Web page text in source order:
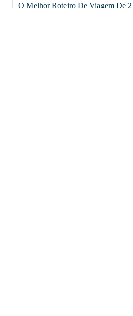
O Melhor Roteiro De Viagem De